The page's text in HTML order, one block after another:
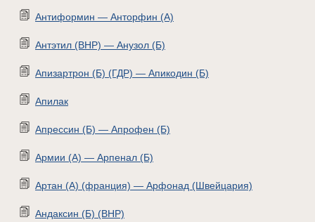
Антиформин — Анторфин (А)
Антэтил (ВНР) — Анузол (Б)
Апизартрон (Б) (ГДР) — Апикодин (Б)
Апилак
Апрессин (Б) — Апрофен (Б)
Армии (А) — Арпенал (Б)
Артан (А) (франция) — Арфонад (Швейцария)
Андаксин (Б) (ВНР)